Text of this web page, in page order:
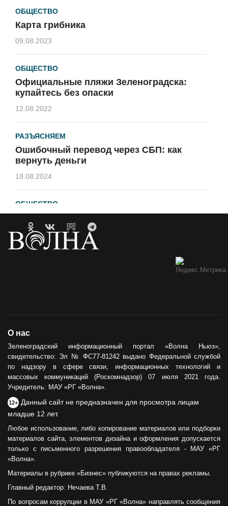
ОБЩЕСТВО
Карта грибника
09.08.2023
ОБЩЕСТВО
Официальные пляжи Зеленоградска:
купайтесь без опаски
12.08.2022
РАЗЪЯСНЯЕМ
Ошибочный перевод через СБП: как
вернуть деньги
18.08.2024
ОБЩЕСТВО
21.04.2023
Сила тыла
30.05.2024
О нас
Зеленоградский информационный портал «Волна Ньюз»,
свидетельство: Эл № ФС77-81242 выдано Федеральной службой
по надзору в сфере связи, информационных технологий и
массовых коммуникаций (Роскомнадзор) 07 июля 2021 года.
Учредитель: МАУ «РГ «Волна».
12+ Данный сайт не предназначен для просмотра лицам
младше 12 лет.
Любое использование, либо копирование материалов или подборки
материалов сайта, элементов дизайна и оформления допускается
только с письменного разрешения правообладателя - МАУ «РГ
«Волна».
Материалы в рубрике «Бизнес» публикуются на правах рекламы.
Главный редактор: Нечаева Т.В.
По вопросам коррупции в МАУ «РГ «Волна» направлять сообщения